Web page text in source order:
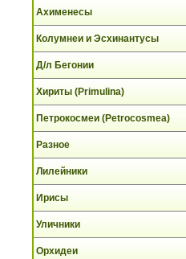
Ахименесы
Колумнеи и Эсхинантусы
Д/л Бегонии
Хириты (Primulina)
Петрокосмеи (Petrocosmea)
Разное
Лилейники
Ирисы
Уличники
Орхидеи